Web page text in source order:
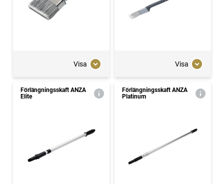
Visa Visa
Förlängningsskaft ANZA
Elite
Förlängningsskaft ANZA
Platinum